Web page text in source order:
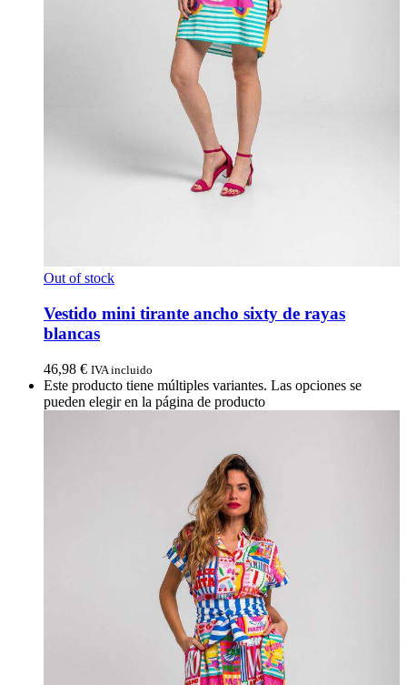
Out of stock
Vestido mini tirante ancho sixty de rayas
blancas
46,98 € IVA incluido
Este producto tiene múltiples variantes. Las opciones se
pueden elegir en la página de producto